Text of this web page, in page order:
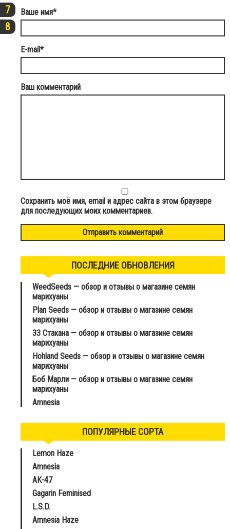
7
8
Ваше имя*
E-mail*
Ваш комментарий
Сохранить моё имя, email и адрес сайта в этом браузере
для последующих моих комментариев.
ПОСЛЕДНИЕ ОБНОВЛЕНИЯ
WeedSeeds — обзор и отзывы о магазине семян
марихуаны
Plan Seeds — обзор и отзывы о магазине семян
марихуаны
33 Стакана — обзор и отзывы о магазине семян
марихуаны
Hohland Seeds — обзор и отзывы о магазине семян
марихуаны
Боб Марли — обзор и отзывы о магазине семян
марихуаны
Amnesia
ПОПУЛЯРНЫЕ СОРТА
Lemon Haze
Amnesia
AK-47
Gagarin Feminised
L.S.D.
Amnesia Haze